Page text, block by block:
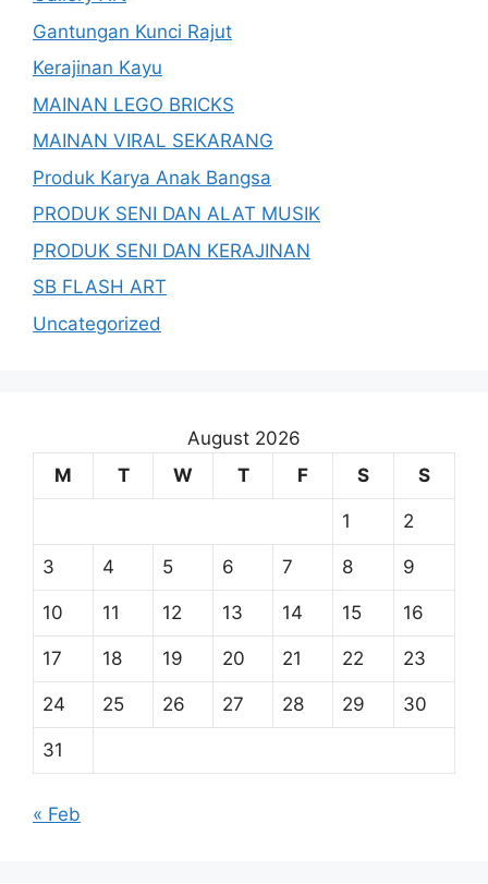
Gantungan Kunci Rajut
Kerajinan Kayu
MAINAN LEGO BRICKS
MAINAN VIRAL SEKARANG
Produk Karya Anak Bangsa
PRODUK SENI DAN ALAT MUSIK
PRODUK SENI DAN KERAJINAN
SB FLASH ART
Uncategorized
August 2026
M
T W T F S S
1 2
3 4 5 6 7 8 9
10 11 12 13 14 15 16
17 18 19 20 21 22 23
24 25 26 27 28 29 30
31
« Feb